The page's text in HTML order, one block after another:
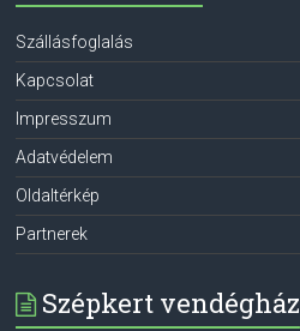
Szállásfoglalás
Kapcsolat
Impresszum
Adatvédelem
Oldaltérkép
Partnerek
Szépkert vendégház